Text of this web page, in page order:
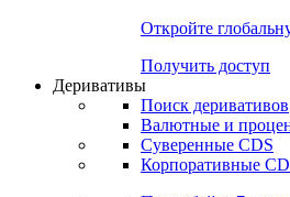
Поиск Mutual Funds
Попробуйте7-
Откройте
Получить доступ
Деривативы